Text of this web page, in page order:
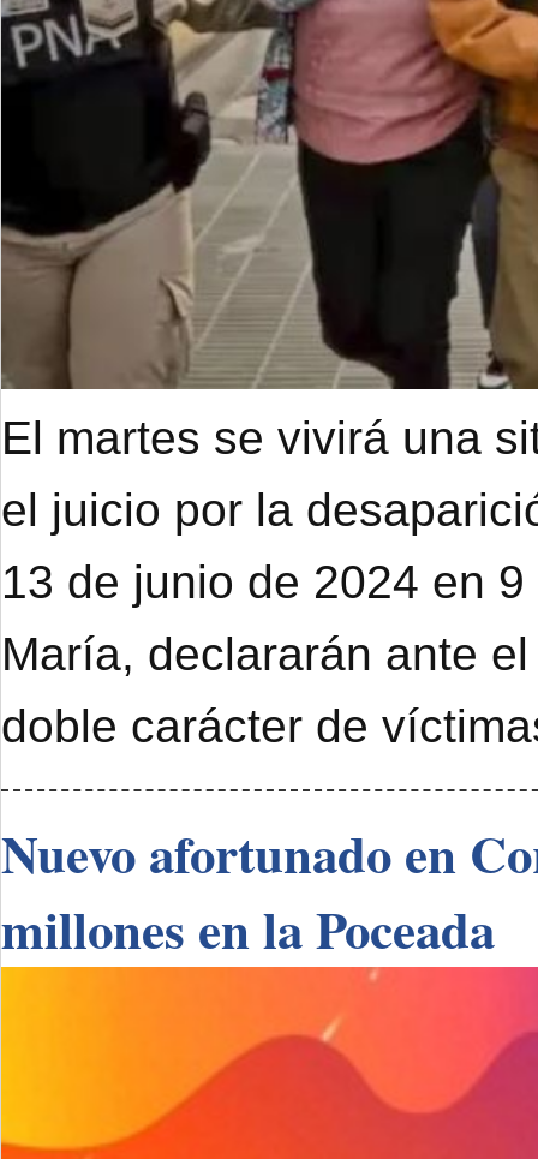
El martes se vivirá una
el juicio por la
13 de junio de 2024 en
María, declararán ante
doble carácter de
Nuevo afortunado en
millones en la Poceada